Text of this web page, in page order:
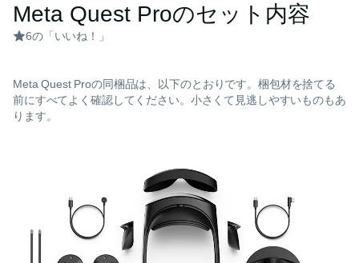
Meta Quest Proのセット内容
6の「いいね！」
Meta Quest Proの同梱品は、以下のとおりです。梱包材を捨てる
前にすべてよく確認してください。小さくて見逃しやすいものもあ
ります。